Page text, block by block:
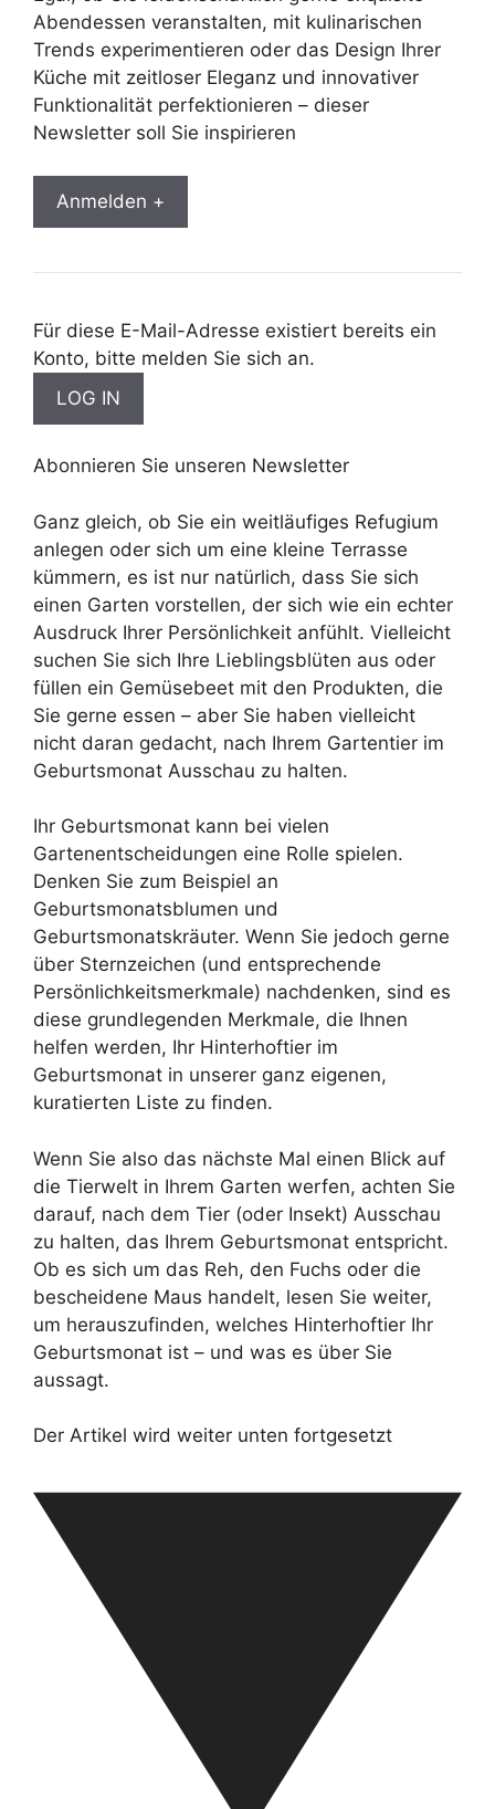
Abendessen veranstalten, mit kulinarischen
Trends experimentieren oder das Design Ihrer
Küche mit zeitloser Eleganz und innovativer
Funktionalität perfektionieren – dieser
Newsletter soll Sie inspirieren
Anmelden +
Für diese E-Mail-Adresse existiert bereits ein
Konto, bitte melden Sie sich an.
Abonnieren Sie unseren Newsletter
Ganz gleich, ob Sie ein weitläufiges Refugium
anlegen oder sich um eine kleine Terrasse
kümmern, es ist nur natürlich, dass Sie sich
einen Garten vorstellen, der sich wie ein echter
Ausdruck Ihrer Persönlichkeit anfühlt. Vielleicht
suchen Sie sich Ihre Lieblingsblüten aus oder
füllen ein Gemüsebeet mit den Produkten, die
Sie gerne essen – aber Sie haben vielleicht
nicht daran gedacht, nach Ihrem Gartentier im
Geburtsmonat Ausschau zu halten.
Ihr Geburtsmonat kann bei vielen
Gartenentscheidungen eine Rolle spielen.
Denken Sie zum Beispiel an
Geburtsmonatsblumen und
Geburtsmonatskräuter. Wenn Sie jedoch gerne
über Sternzeichen (und entsprechende
Persönlichkeitsmerkmale) nachdenken, sind es
diese grundlegenden Merkmale, die Ihnen
helfen werden, Ihr Hinterhoftier im
Geburtsmonat in unserer ganz eigenen,
kuratierten Liste zu finden.
Wenn Sie also das nächste Mal einen Blick auf
die Tierwelt in Ihrem Garten werfen, achten Sie
darauf, nach dem Tier (oder Insekt) Ausschau
zu halten, das Ihrem Geburtsmonat entspricht.
Ob es sich um das Reh, den Fuchs oder die
bescheidene Maus handelt, lesen Sie weiter,
um herauszufinden, welches Hinterhoftier Ihr
Geburtsmonat ist – und was es über Sie
aussagt.
Der Artikel wird weiter unten fortgesetzt